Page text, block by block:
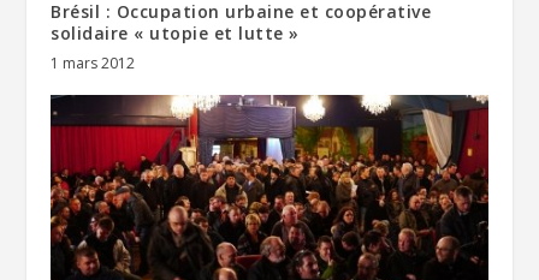
Brésil : Occupation urbaine et coopérative
solidaire « utopie et lutte »
1 mars 2012